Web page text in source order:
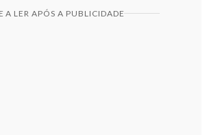
A LER APÓS A PUBLICIDADE